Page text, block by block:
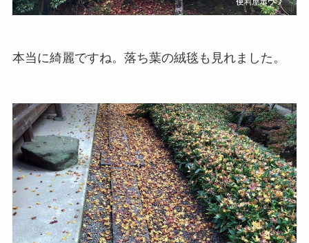
本当に綺麗ですね。落ち葉の絨毯も見れました。